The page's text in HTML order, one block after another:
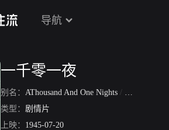
导航
一千零一夜
别名： AThousand And One Nights / 一千零一夜
类型： 剧情片
上映： 1945-07-20